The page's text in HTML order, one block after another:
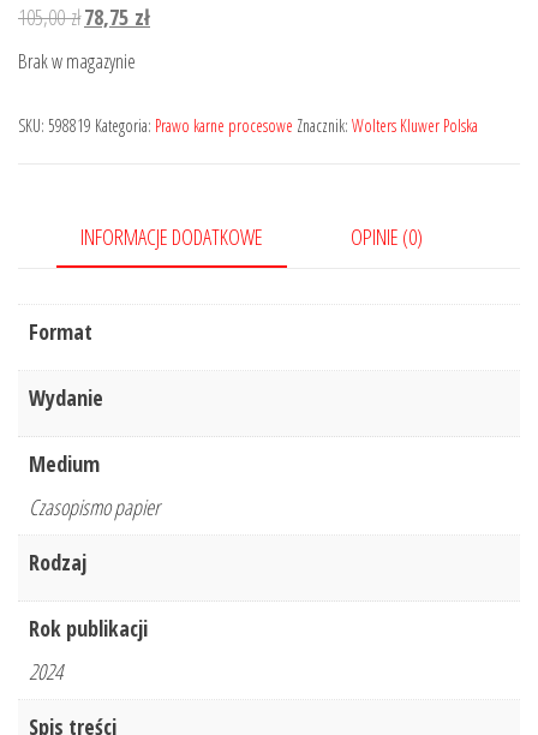
105,00złPierwotna
wynosiła:
105,00 zł.
78,75 złAktualna
78,75 zł.
Brak w magazynie
SKU: 598819 Kategoria: Prawo karne procesowe Znacznik: Wolters Kluwer Polska
INFORMACJE DODATKOWE OPINIE (0)
Format
Wydanie
Medium
Czasopismo papier
Rodzaj
Rok publikacji
2024
Spis treści